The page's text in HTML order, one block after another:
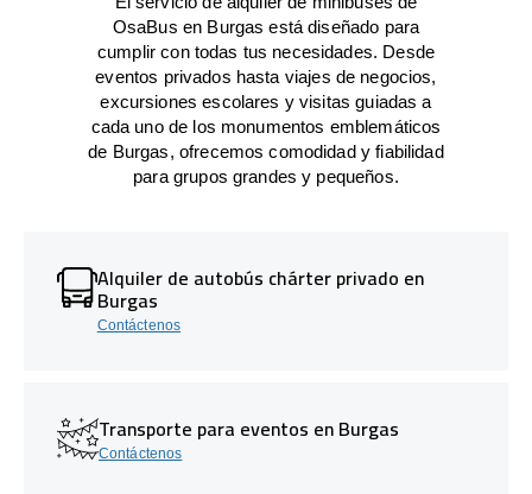
OsaBus en Burgas está diseñado para
cumplir con todas tus necesidades. Desde
eventos privados hasta viajes de negocios,
excursiones escolares y visitas guiadas a
cada uno de los monumentos emblemáticos
de Burgas, ofrecemos comodidad y fiabilidad
para grupos grandes y pequeños.
Alquiler de autobús chárter privado en
Burgas
Contáctenos
Transporte para eventos en Burgas
Contáctenos